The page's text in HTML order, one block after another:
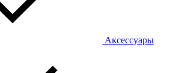
Аксессуары